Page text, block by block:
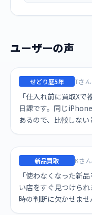
ユーザーの声
せどり歴5年 Tさ
「仕入れ前に買取X
日課です。同じ
あるので、比較しない
新品買取 Kさ
「使わなくなった新
い店をすぐ見つけら
時の判断に欠かせませ